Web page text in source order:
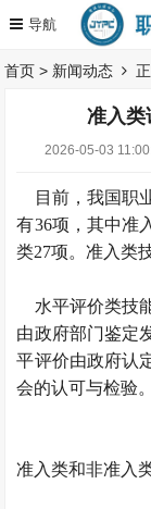
首页 > 新闻动态
准入类
2026-05-03
目前，我国职
有36项，其中准
类27项。准入类
水平评价类技
由政府部门鉴定
平评价由政府认
会的认可与检验。
准入类和非准入